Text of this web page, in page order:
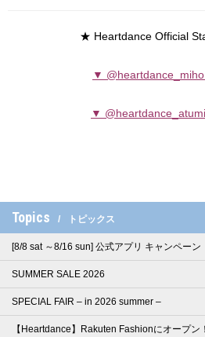
★ Heartdance Official
▼
▼
Topics トピックス
[8/8 sat ～8/16 sun] 公式アプリ キャンペーン
SUMMER SALE 2026
SPECIAL FAIR – in 2026 summer –
【Heartdance】Rakuten Fashionにオープン！